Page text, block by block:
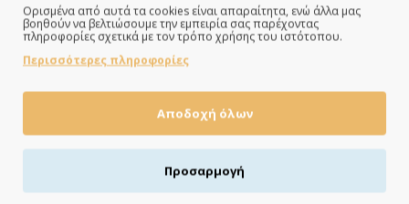
Άμεση αποστολή της παραγγελίας σου σε 1 - 2 εργάσιμες
Ορισμένα από αυτά τα cookies είναι απαραίτητα, ενώ άλλα μας
βοηθούν να βελτιώσουμε την εμπειρία σας παρέχοντας
πληροφορίες σχετικά με τον τρόπο χρήσης του ιστότοπου.
Περισσότερες πληροφορίες
Αποδοχή όλων
Προσαρμογή